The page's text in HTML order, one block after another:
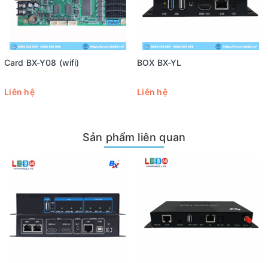
Card BX-Y08 (wifi)
Liên hệ
BOX BX-YL
Liên hệ
Sản phẩm liên quan